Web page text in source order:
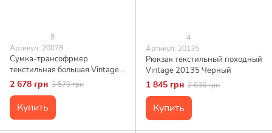
8
Артикул: 20078
Сумка-трансофрмер
текстильная большая Vintage
20078 Черная
2 678 грн 3 570 грн
Купить
4
Артикул: 20135
Рюкзак текстильный походный
Vintage 20135 Черный
1 845 грн 2 636 грн
Купить